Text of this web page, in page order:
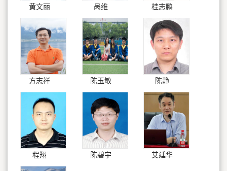
黄文丽 呙维 桂志鹏
方志祥 陈玉敏 陈静
程翔 陈碧宇 艾廷华